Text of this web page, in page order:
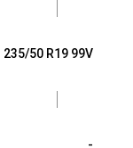
235/50 R19 99V
-